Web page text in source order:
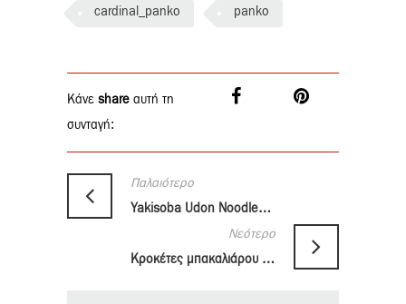
cardinal_panko
panko
Κάνε share αυτή τη
συνταγή:
Παλαιότερο
Yakisoba Udon Noodles with Miso
Νεότερο
Κροκέτες μπακαλιάρου με mayo